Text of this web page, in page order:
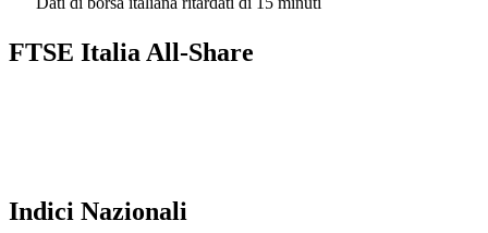
FTSE Italia All-Share
Indici Nazionali